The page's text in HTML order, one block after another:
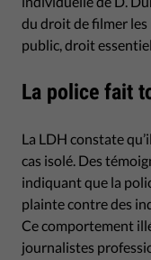
du droit de filmer les
public, droit
La police fait
La LDH constate
cas isolé. Des
indiquant que la
plainte contre des
Ce comportement
journalistes